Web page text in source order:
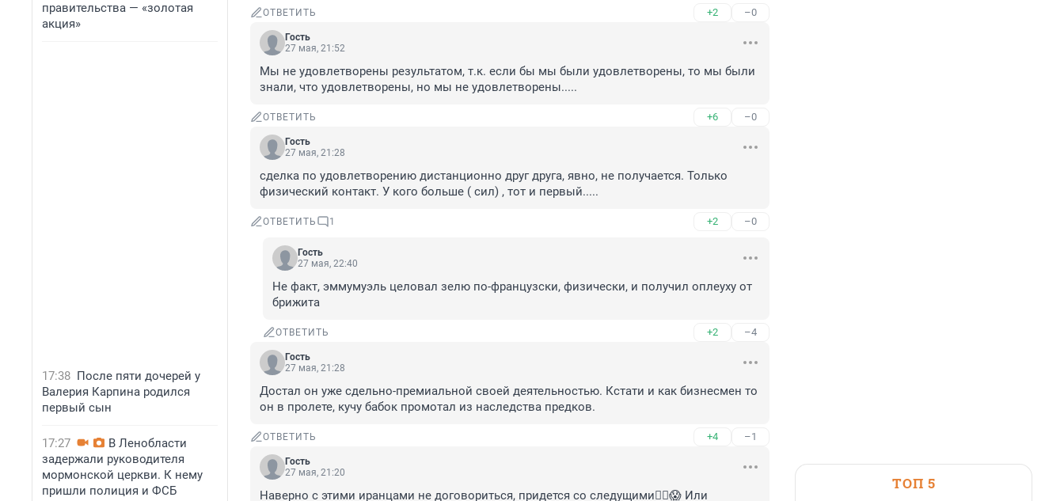
правительства — «золотая
акция»
17:38 После пяти дочерей у
Валерия Карпина родился
первый сын
17:27
В Ленобласти
задержали руководителя
мормонской церкви. К нему
пришли полиция и ФСБ
ОТВЕТИТЬ +2 –0
Гость
27 мая, 21:52
Мы не удовлетворены результатом, т.к. если бы мы были удовлетворены, то мы были
знали, что удовлетворены, но мы не удовлетворены.....
ОТВЕТИТЬ +6 –0
Гость
27 мая, 21:28
сделка по удовлетворению дистанционно друг друга, явно, не получается. Только
физический контакт. У кого больше ( сил) , тот и первый.....
ОТВЕТИТЬ 1 +2 –0
Гость
27 мая, 22:40
Не факт, эммумуэль целовал зелю по-французски, физически, и получил оплеуху от
брижита
ОТВЕТИТЬ +2 –4
Гость
27 мая, 21:28
Достал он уже сдельно-премиальной своей деятельностью. Кстати и как бизнесмен то
он в пролете, кучу бабок промотал из наследства предков.
ОТВЕТИТЬ +4 –1
Гость
27 мая, 21:20
Наверно с этими иранцами не договориться, придется со следущими😵‍💫😱 Или
ТОП 5